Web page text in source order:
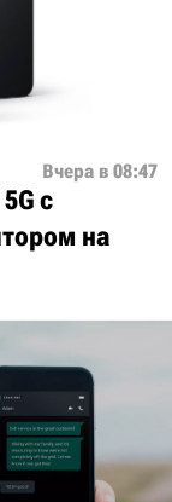
Вчера в 08:47
с
на